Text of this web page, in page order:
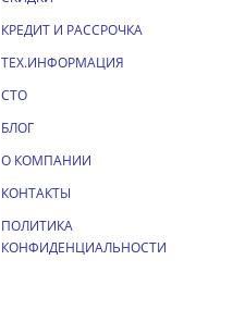
КРЕДИТ И РАССРОЧКА
ТЕХ.ИНФОРМАЦИЯ
СТО
БЛОГ
О КОМПАНИИ
КОНТАКТЫ
ПОЛИТИКА
КОНФИДЕНЦИАЛЬНОСТИ